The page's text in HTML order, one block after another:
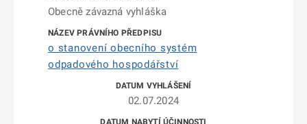
Obecně závazná vyhláška
o stanovení obecního systém
odpadového hospodářství
02.07.2024